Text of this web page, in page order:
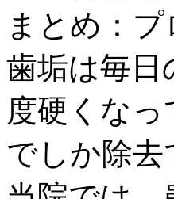
まとめ：
歯垢は毎日
度硬くな
でしか除去